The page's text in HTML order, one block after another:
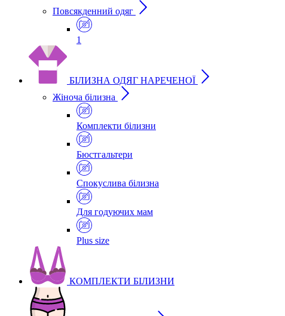
Повсякденний одяг
1
БІЛИЗНА ОДЯГ НАРЕЧЕНОЇ
Жіноча білизна
Комплекти білизни
Бюстгальтери
Спокуслива білизна
Для годуючих мам
Plus size
КОМПЛЕКТИ БІЛИЗНИ